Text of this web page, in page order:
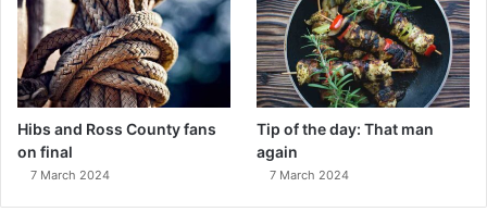
Hibs and Ross County fans
on final
7 March 2024
Tip of the day: That man
again
7 March 2024